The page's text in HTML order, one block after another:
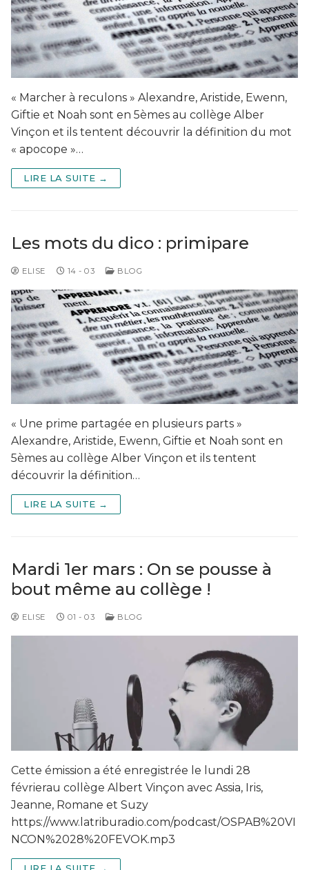
« Marcher à reculons » Alexandre, Aristide, Ewenn,
Giftie et Noah sont en 5èmes au collège Alber
Vinçon et ils tentent découvrir la définition du mot
« apocope »…
LIRE LA SUITE →
Les mots du dico : primipare
ELISE 14 - 03 BLOG
« Une prime partagée en plusieurs parts »
Alexandre, Aristide, Ewenn, Giftie et Noah sont en
5èmes au collège Alber Vinçon et ils tentent
découvrir la définition…
LIRE LA SUITE →
Mardi 1er mars : On se pousse à
bout même au collège !
ELISE 01 - 03 BLOG
Cette émission a été enregistrée le lundi 28
févrierau collège Albert Vinçon avec Assia, Iris,
Jeanne, Romane et Suzy
https://www.latriburadio.com/podcast/OSPAB%20VI
NCON%2028%20FEVOK.mp3